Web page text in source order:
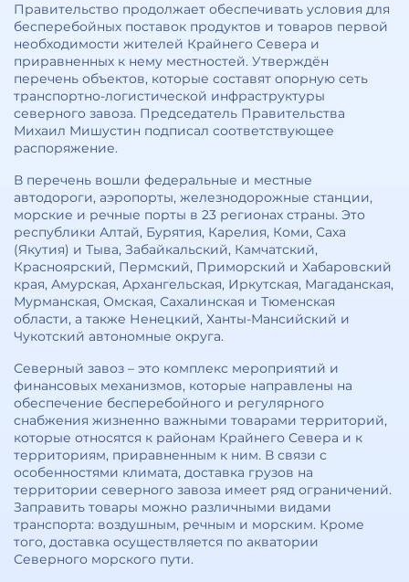
Правительство продолжает обеспечивать условия для
бесперебойных поставок продуктов и товаров первой
необходимости жителей Крайнего Севера и
приравненных к нему местностей. Утверждён
перечень объектов, которые составят опорную сеть
транспортно-логистической инфраструктуры
северного завоза. Председатель Правительства
Михаил Мишустин подписал соответствующее
распоряжение.
В перечень вошли федеральные и местные
автодороги, аэропорты, железнодорожные станции,
морские и речные порты в 23 регионах страны. Это
республики Алтай, Бурятия, Карелия, Коми, Саха
(Якутия) и Тыва, Забайкальский, Камчатский,
Красноярский, Пермский, Приморский и Хабаровский
края, Амурская, Архангельская, Иркутская, Магаданская,
Мурманская, Омская, Сахалинская и Тюменская
области, а также Ненецкий, Ханты-Мансийский и
Чукотский автономные округа.
Северный завоз – это комплекс мероприятий и
финансовых механизмов, которые направлены на
обеспечение бесперебойного и регулярного
снабжения жизненно важными товарами территорий,
которые относятся к районам Крайнего Севера и к
территориям, приравненным к ним. В связи с
особенностями климата, доставка грузов на
территории северного завоза имеет ряд ограничений.
Заправить товары можно различными видами
транспорта: воздушным, речным и морским. Кроме
того, доставка осуществляется по акватории
Северного морского пути.